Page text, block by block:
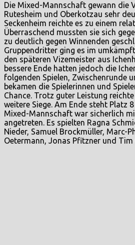
Die Mixed-Mannschaft gewann die
Rutesheim und Oberkotzau sehr
Seckenheim reichte es zu einem
Überraschend mussten sie sich
zu deutlich gegen Winnenden
Gruppendritter ging es im
den späteren Vizemeister aus
bessere Ende hatten jedoch die
folgenden Spielen, Zwischenrunde
bekamen die Spielerinnen und
Chance. Trotz guter Leistung
weitere Siege. Am Ende steht Platz
Mixed-Mannschaft war sicherlich
angetreten. Es spielten Ragna
Nieder, Samuel Brockmüller, Marc-
Oetermann, Jonas Pfitzner und Tim